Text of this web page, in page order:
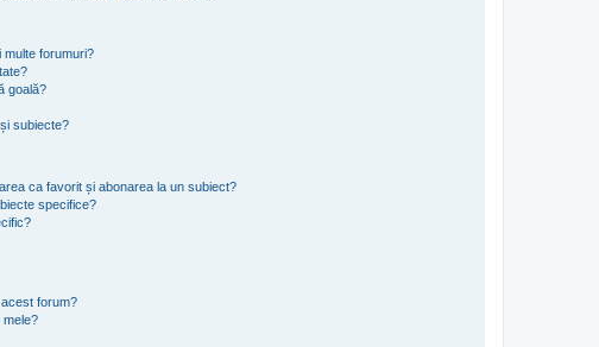
multe forumuri?
goală?
subiecte?
ca favorit și abonarea la un subiect?
specifice?
forum?
mele?